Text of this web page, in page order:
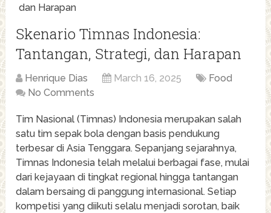
dan Harapan
Skenario Timnas Indonesia:
Tantangan, Strategi, dan Harapan
Henrique Dias March 16, 2025
Food
No Comments
Tim Nasional (Timnas) Indonesia merupakan salah
satu tim sepak bola dengan basis pendukung
terbesar di Asia Tenggara. Sepanjang sejarahnya,
Timnas Indonesia telah melalui berbagai fase, mulai
dari kejayaan di tingkat regional hingga tantangan
dalam bersaing di panggung internasional. Setiap
kompetisi yang diikuti selalu menjadi sorotan, baik